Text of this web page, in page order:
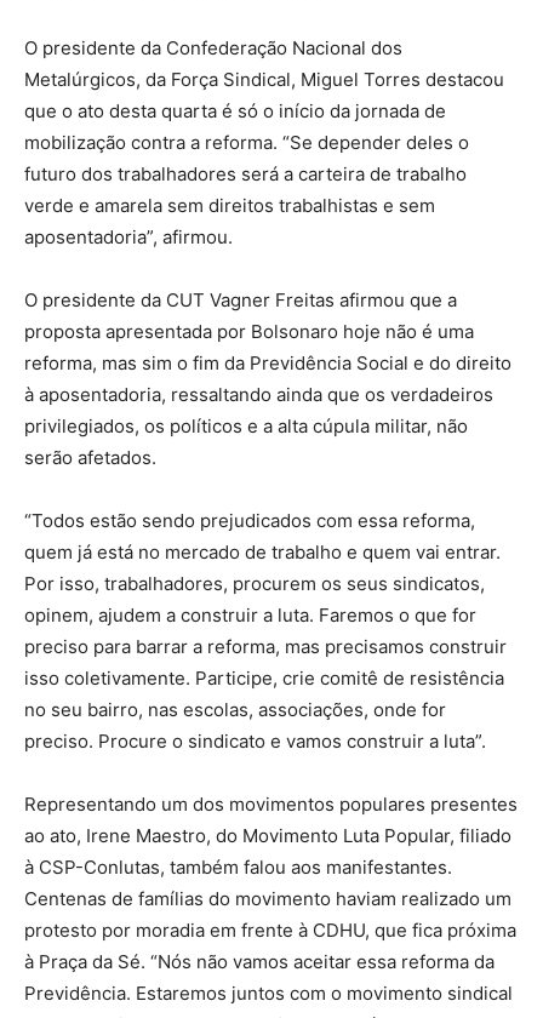
O presidente da Confederação Nacional dos
Metalúrgicos, da Força Sindical, Miguel Torres destacou
que o ato desta quarta é só o início da jornada de
mobilização contra a reforma. “Se depender deles o
futuro dos trabalhadores será a carteira de trabalho
verde e amarela sem direitos trabalhistas e sem
aposentadoria”, afirmou.
O presidente da CUT Vagner Freitas afirmou que a
proposta apresentada por Bolsonaro hoje não é uma
reforma, mas sim o fim da Previdência Social e do direito
à aposentadoria, ressaltando ainda que os verdadeiros
privilegiados, os políticos e a alta cúpula militar, não
serão afetados.
“Todos estão sendo prejudicados com essa reforma,
quem já está no mercado de trabalho e quem vai entrar.
Por isso, trabalhadores, procurem os seus sindicatos,
opinem, ajudem a construir a luta. Faremos o que for
preciso para barrar a reforma, mas precisamos construir
isso coletivamente. Participe, crie comitê de resistência
no seu bairro, nas escolas, associações, onde for
preciso. Procure o sindicato e vamos construir a luta”.
Representando um dos movimentos populares presentes
ao ato, Irene Maestro, do Movimento Luta Popular, filiado
à CSP-Conlutas, também falou aos manifestantes.
Centenas de famílias do movimento haviam realizado um
protesto por moradia em frente à CDHU, que fica próxima
à Praça da Sé. “Nós não vamos aceitar essa reforma da
Previdência. Estaremos juntos com o movimento sindical